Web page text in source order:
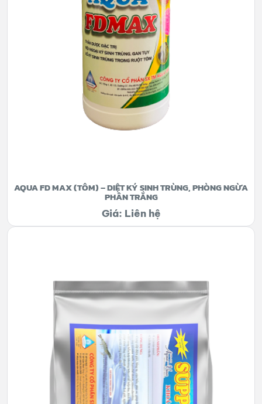
AQUA FD MAX (TÔM) – DIỆT KÝ SINH TRÙNG, PHÒNG NGỪA
PHÂN TRẮNG
Giá: Liên hệ